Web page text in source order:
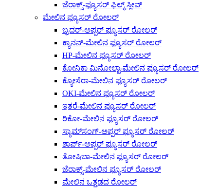
ಜೆರಾಕ್ಸ್-ಫ್ಯೂಸರ್ ಫಿಲ್ಮ್ ಸ್ಲೀವ್
ಮೇಲಿನ ಫ್ಯೂಸರ್ ರೋಲರ್
ಬ್ರದರ್-ಅಪ್ಪರ್ ಫ್ಯೂಸರ್ ರೋಲರ್
ಕ್ಯಾನನ್-ಮೇಲಿನ ಫ್ಯೂಸರ್ ರೋಲರ್
HP-ಮೇಲಿನ ಫ್ಯೂಸರ್ ರೋಲರ್
ಕೋನಿಕಾ ಮಿನೋಲ್ಟಾ-ಮೇಲಿನ ಫ್ಯೂಸರ್ ರೋಲರ್
ಕ್ಯೋಸೆರಾ-ಮೇಲಿನ ಫ್ಯೂಸರ್ ರೋಲರ್
OKI-ಮೇಲಿನ ಫ್ಯೂಸರ್ ರೋಲರ್
ಇತರೆ-ಮೇಲಿನ ಫ್ಯೂಸರ್ ರೋಲರ್
ರಿಕೋ-ಮೇಲಿನ ಫ್ಯೂಸರ್ ರೋಲರ್
ಸ್ಯಾಮ್‌ಸಂಗ್-ಅಪ್ಪರ್ ಫ್ಯೂಸರ್ ರೋಲರ್
ಶಾರ್ಪ್-ಅಪ್ಪರ್ ಫ್ಯೂಸರ್ ರೋಲರ್
ತೋಷಿಬಾ-ಮೇಲಿನ ಫ್ಯೂಸರ್ ರೋಲರ್
ಜೆರಾಕ್ಸ್-ಮೇಲಿನ ಫ್ಯೂಸರ್ ರೋಲರ್
ಮೇಲಿನ ಒತ್ತಡದ ರೋಲರ್